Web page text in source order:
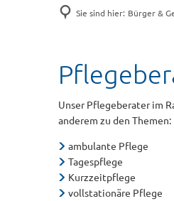
Sie sind hier: Bürger &
Unser Pflegeberater im
anderem zu den Themen:
ambulante Pflege
Tagespflege
Kurzzeitpflege
vollstationäre Pflege